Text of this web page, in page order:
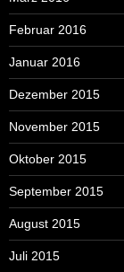
Februar 2016
Januar 2016
Dezember 2015
November 2015
Oktober 2015
September 2015
August 2015
Juli 2015